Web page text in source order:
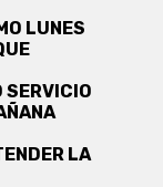
LUNES
SERVICIO
LA